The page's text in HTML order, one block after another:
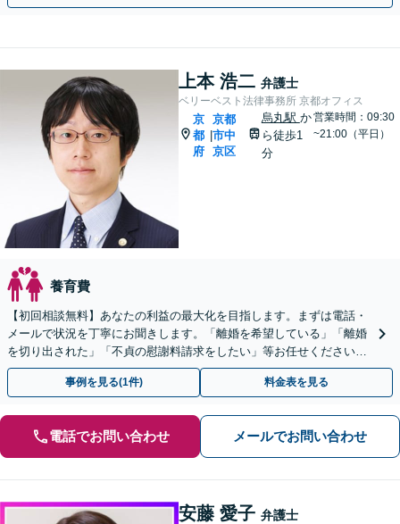
上本 浩二 弁護士
ベリーベスト法律事務所 京都オフィス
京
都
府
|
京都
市中
京区
烏丸駅 か
ら徒歩1
分
営業時間：09:30
~21:00（平日）
養育費
【初回相談無料】あなたの利益の最大化を目指します。まずは電話・
メールで状況を丁寧にお聞きします。「離婚を希望している」「離婚
を切り出された」「不貞の慰謝料請求をしたい」等お任せください。
【リーズナブルな料金設定】
事例を見る(1件) 料金表を見る
電話でお問い合わせ メールでお問い合わせ
安藤 愛子 弁護士